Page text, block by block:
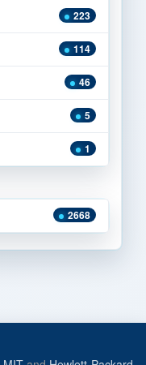
223
114
46
5
1
2668